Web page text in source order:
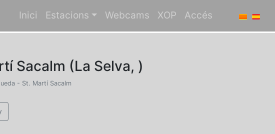
Inici Estacions Webcams XOP Accés
Sacalm (La Selva, )
- St. Martí Sacalm